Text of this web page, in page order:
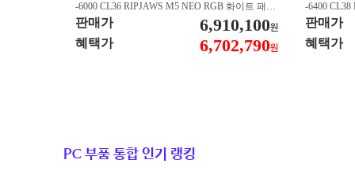
-6000 CL36 RIPJAWS M5 NEO RGB 화이트 패키
지 (32GB(16Gx2)) / B850M AORUS ELITE WIFI6
E ICE 피씨디렉트 / 지포스 RTX 5080 AERO OC S
FF D7 16GB 제이씨현 / BLACK SN850X M.2 NV
판매가 6,910,100원
혜택가 6,702,790원
-6400 CL38
스
/ 라데온
0 M.2
판매가
혜택가
PC 부품 통합 인기 랭킹